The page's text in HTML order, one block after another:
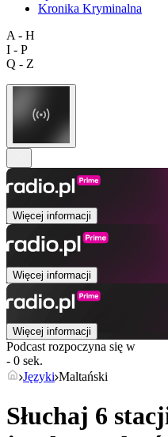
Kronika Kryminalna
A - H
I - P
Q - Z
Więcej informacji
Więcej informacji
Więcej informacji
Podcast rozpoczyna się w
- 0 sek.
Języki Maltański
Słuchaj 6